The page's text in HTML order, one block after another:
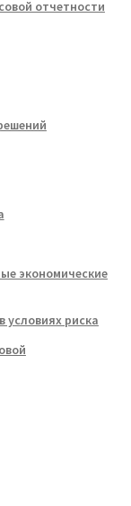
отчетности
экономические
условиях риска